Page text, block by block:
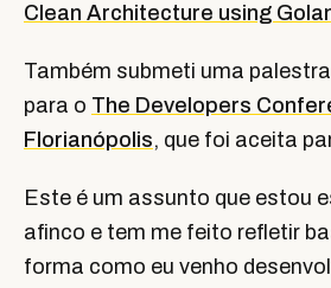
Clean Architecture using
Também submeti uma
para o The Developers
Florianópolis, que foi aceita
Este é um assunto que estou
afinco e tem me feito refletir
forma como eu venho